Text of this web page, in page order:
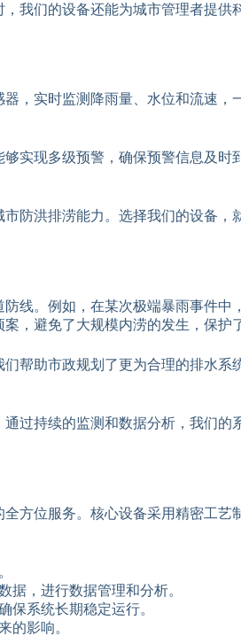
我们的设备还能为城市管理者提
，实时监测降雨量、水位和流速
实现多级预警，确保预警信息及
防洪排涝能力。选择我们的设备
线。例如，在某次极端暴雨事件
，避免了大规模内涝的发生，保护
帮助市政规划了更为合理的排水
过持续的监测和数据分析，我们
方位服务。核心设备采用精密工艺
据，进行数据管理和分析。
保系统长期稳定运行。
的影响。